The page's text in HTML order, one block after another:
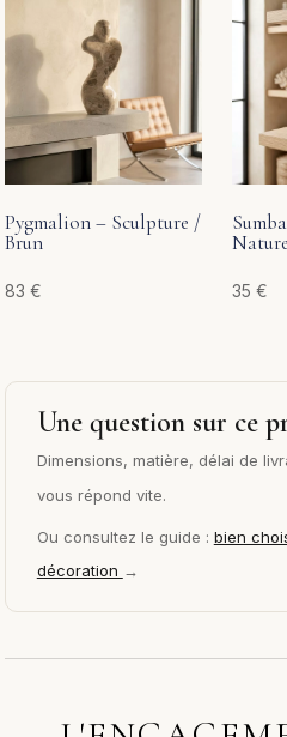
Pygmalion – Sculpture /
Brun
83 € 35€
Une question sur ce
Dimensions, matière, délai de
vous répond vite.
Ou consultez le guide : bien
décoration →